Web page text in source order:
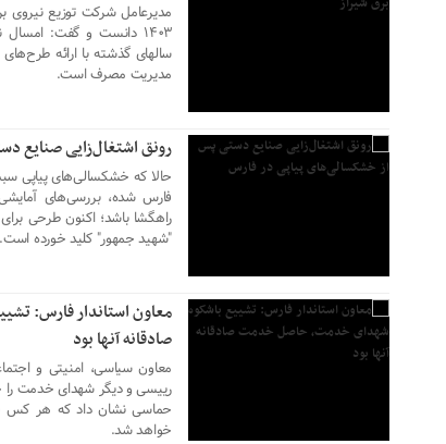
مدیرعامل شرکت توزیع نیروی
۱۴۰۳ دانست و گفت:
سالهای گذشته با ارائه
مدیریت مصرف است.
رونق اشتغال‌زایی صنایع
حالا که خشکسالی‌های پیاپی
فارس شده، بررسی‌های
راهگشا باشد؛ اکنون طرحی
"شهید جمهور" کلید خورده است.
معاون استاندار فارس:
صادقانه آنها بود
معاون سیاسی، امنیتی و
رییسی و دیگر شهدای خدمت
حماسی نشان داد که هر کس
خواهد شد.